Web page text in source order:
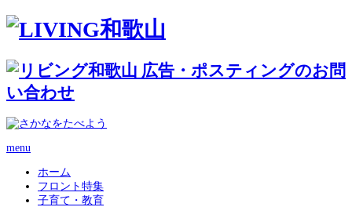
menu
ホーム
フロント特集
子育て・教育